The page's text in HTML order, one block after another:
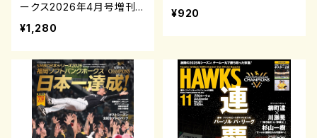
ークス2026年4月号増刊）
¥1,280
¥920